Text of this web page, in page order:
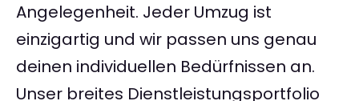
Angelegenheit. Jeder Umzug ist
einzigartig und wir passen uns genau
deinen individuellen Bedürfnissen an.
Unser breites Dienstleistungsportfolio